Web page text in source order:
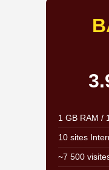
1 GB RAM /
10 sites
~7 500